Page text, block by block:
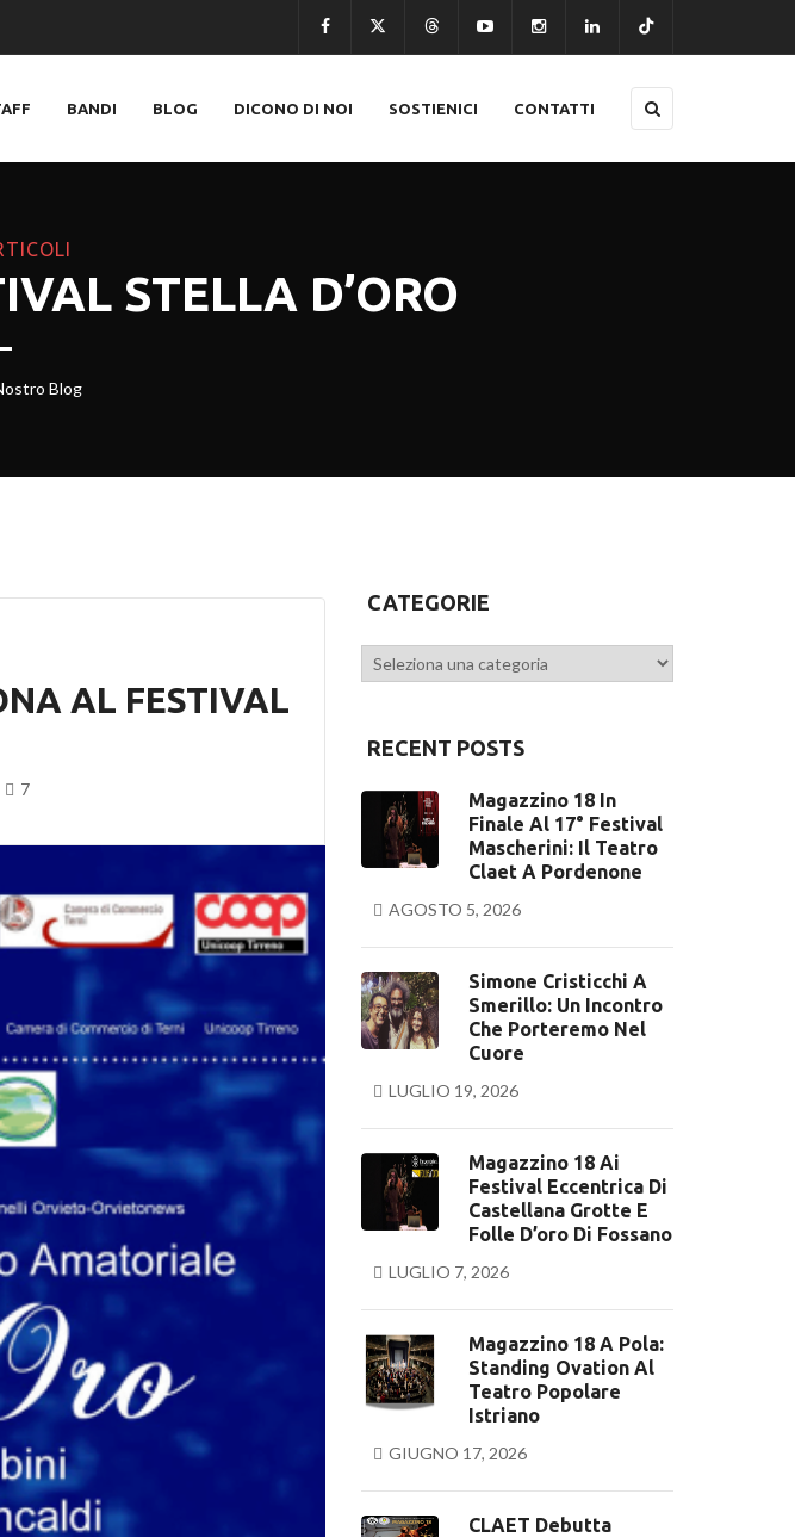
BANDI BLOG DICONO DI NOI SOSTIENICI CONTATTI
STELLA D’ORO
Blog
AL FESTIVAL
7
CATEGORIE
Categorie
RECENT POSTS
Magazzino 18 In
Finale Al 17° Festival
Mascherini: Il Teatro
Claet A Pordenone
AGOSTO 5, 2026
Simone Cristicchi A
Smerillo: Un Incontro
Che Porteremo Nel
Cuore
LUGLIO 19, 2026
Magazzino 18 Ai
Festival Eccentrica Di
Castellana Grotte E
Folle D’oro Di Fossano
LUGLIO 7, 2026
Magazzino 18 A Pola:
Standing Ovation Al
Teatro Popolare
Istriano
GIUGNO 17, 2026
CLAET Debutta